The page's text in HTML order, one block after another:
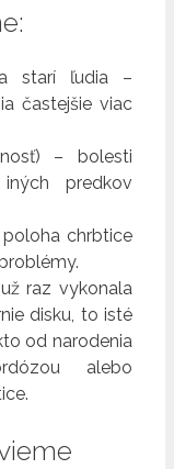
starí ľudia –
častejšie viac
– bolesti
predkov
chrbtice
raz vykonala
disku, to isté
od narodenia
alebo